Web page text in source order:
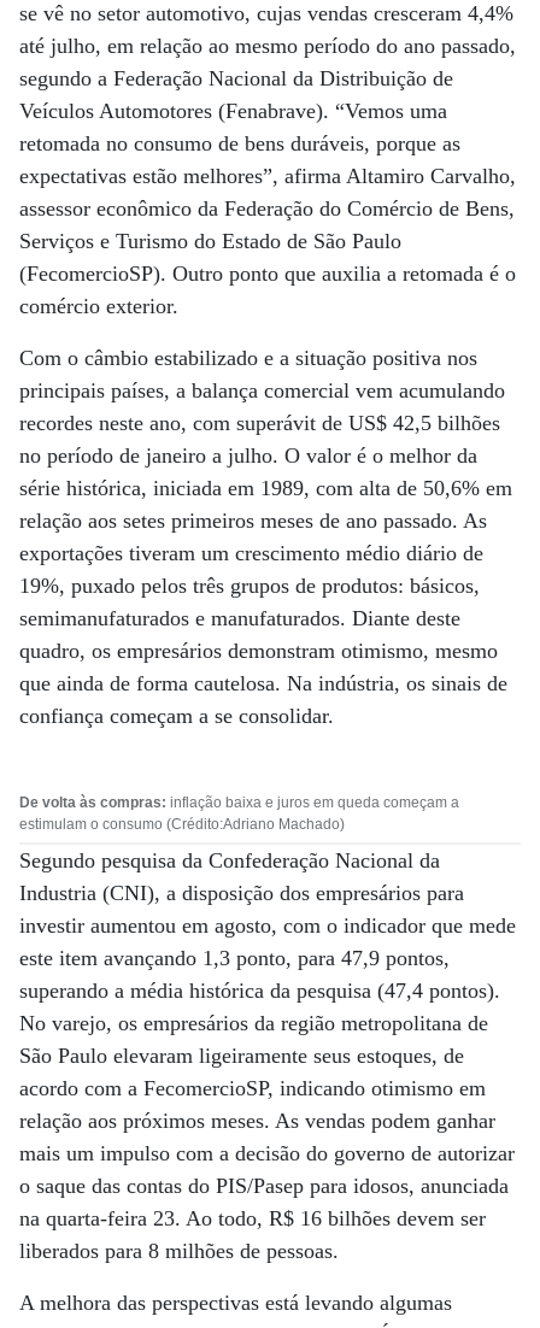
se vê no setor automotivo, cujas vendas cresceram 4,4%
até julho, em relação ao mesmo período do ano passado,
segundo a Federação Nacional da Distribuição de
Veículos Automotores (Fenabrave). “Vemos uma
retomada no consumo de bens duráveis, porque as
expectativas estão melhores”, afirma Altamiro Carvalho,
assessor econômico da Federação do Comércio de Bens,
Serviços e Turismo do Estado de São Paulo
(FecomercioSP). Outro ponto que auxilia a retomada é o
comércio exterior.
Com o câmbio estabilizado e a situação positiva nos
principais países, a balança comercial vem acumulando
recordes neste ano, com superávit de US$ 42,5 bilhões
no período de janeiro a julho. O valor é o melhor da
série histórica, iniciada em 1989, com alta de 50,6% em
relação aos setes primeiros meses de ano passado. As
exportações tiveram um crescimento médio diário de
19%, puxado pelos três grupos de produtos: básicos,
semimanufaturados e manufaturados. Diante deste
quadro, os empresários demonstram otimismo, mesmo
que ainda de forma cautelosa. Na indústria, os sinais de
confiança começam a se consolidar.
De volta às compras: inflação baixa e juros em queda começam a
estimulam o consumo (Crédito:Adriano Machado)
Segundo pesquisa da Confederação Nacional da
Industria (CNI), a disposição dos empresários para
investir aumentou em agosto, com o indicador que mede
este item avançando 1,3 ponto, para 47,9 pontos,
superando a média histórica da pesquisa (47,4 pontos).
No varejo, os empresários da região metropolitana de
São Paulo elevaram ligeiramente seus estoques, de
acordo com a FecomercioSP, indicando otimismo em
relação aos próximos meses. As vendas podem ganhar
mais um impulso com a decisão do governo de autorizar
o saque das contas do PIS/Pasep para idosos, anunciada
na quarta-feira 23. Ao todo, R$ 16 bilhões devem ser
liberados para 8 milhões de pessoas.
A melhora das perspectivas está levando algumas